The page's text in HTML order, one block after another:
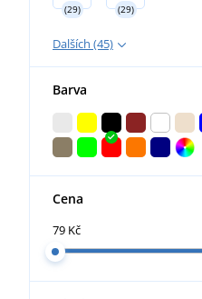
(29) (29)
Dalších (45)
Barva
Cena
79 Kč